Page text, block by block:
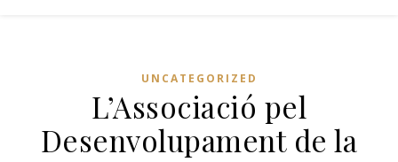
UNCATEGORIZED
L’Associació pel
Desenvolupament de la